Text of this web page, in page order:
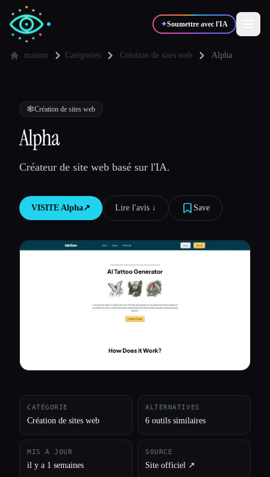
✦Soumettre avec l'IA
💻 Développeurs
🎓Étudiants 🎬Créateurs
maison Catégories Création de sites web Alpha
🕸Création de sites web
Alpha
Créateur de site web basé sur l'IA.
VISITE Alpha↗︎ Lire l'avis ↓︎ Save
CATÉGORIE
Création de sites web
ALTERNATIVES
6 outils similaires
MIS À JOUR
il y a 1 semaines
SOURCE
Site officiel ↗︎